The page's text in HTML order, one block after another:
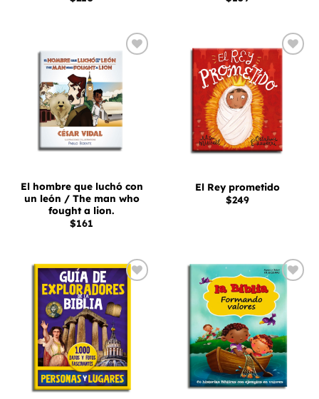
lista
deseos
El hombre que luchó con
un león / The man who
fought a lion.
$161
Añadir
lista
El Rey prometido
$249
Añadir
lista
Añadir
a la
lista
de
deseos